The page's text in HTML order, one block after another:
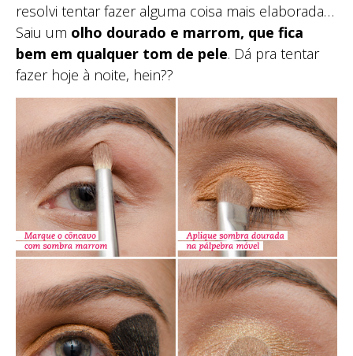
resolvi tentar fazer alguma coisa mais elaborada…
Saiu um olho dourado e marrom, que fica
bem em qualquer tom de pele. Dá pra tentar
fazer hoje à noite, hein??